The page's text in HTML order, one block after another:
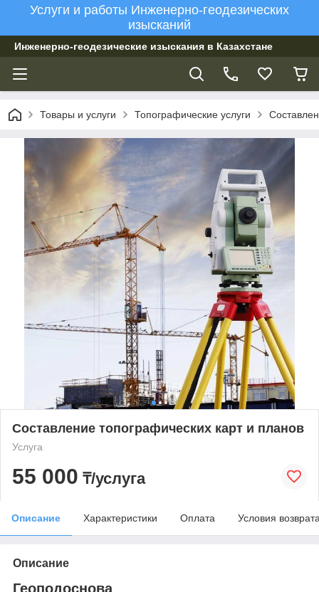
Услуги и работы Инженерно-геодезических
изысканий
Инженерно-геодезические изыскания в Казахстане
Товары и услуги Топографические услуги
Составление топографических карт и планов
Услуга
55 000 ₸/услуга
Описание Характеристики Оплата Условия
Описание
Геоподоснова